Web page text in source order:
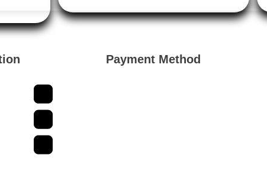
Rp 20.000.adalah:
Rp 5.700.
Payment Method